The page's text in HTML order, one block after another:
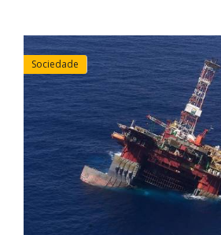
Sociedade